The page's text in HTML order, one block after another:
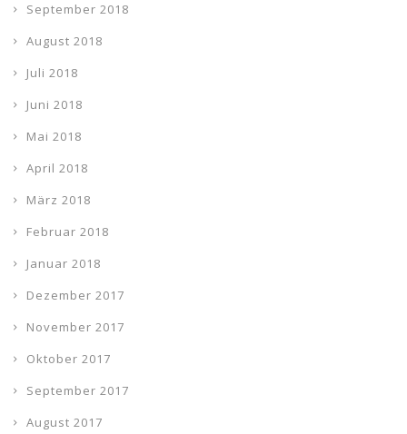
September 2018
August 2018
Juli 2018
Juni 2018
Mai 2018
April 2018
März 2018
Februar 2018
Januar 2018
Dezember 2017
November 2017
Oktober 2017
September 2017
August 2017